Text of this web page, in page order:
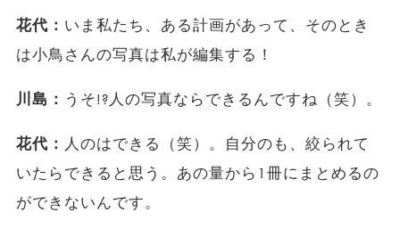
花代： いま私たち、ある計画があって、そのとき
は小鳥さんの写真は私が編集する！
川島： うそ!?人の写真ならできるんですね（笑）。
花代： 人のはできる（笑）。自分のも、絞られて
いたらできると思う。あの量から1冊にまとめるの
ができないんです。